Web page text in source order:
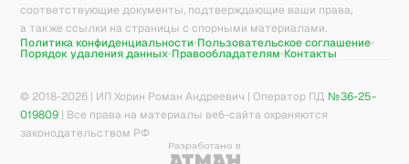
соответствующие документы, подтверждающие ваши права,
а также ссылки на страницы с спорными материалами.
Политика конфиденциальности Пользовательское соглашение
Порядок удаления данных Правообладателям Контакты
© 2018-2026 | ИП Хорин Роман Андреевич | Оператор ПД №36-25-
019809 | Все права на материалы веб-сайта охраняются
законодательством РФ